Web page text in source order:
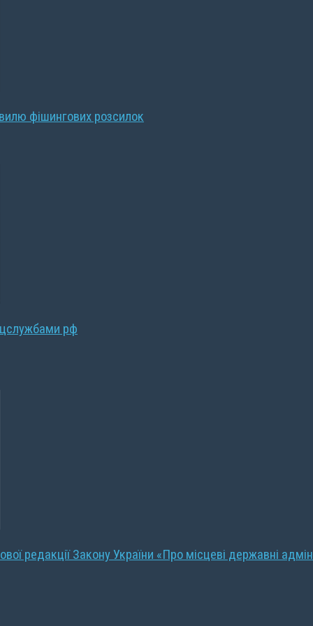
фішингових розсилок
рф
редакції Закону України «Про місцеві державні